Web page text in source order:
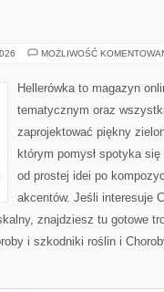
MOŻLIWOŚĆ
Hellerówka to magazyn
tematycznym oraz
zaprojektować piękny
którym pomysł spotyka
od prostej idei po
akcentów. Jeśli interesuje
znajdziesz tu gotowe
i szkodniki roślin i